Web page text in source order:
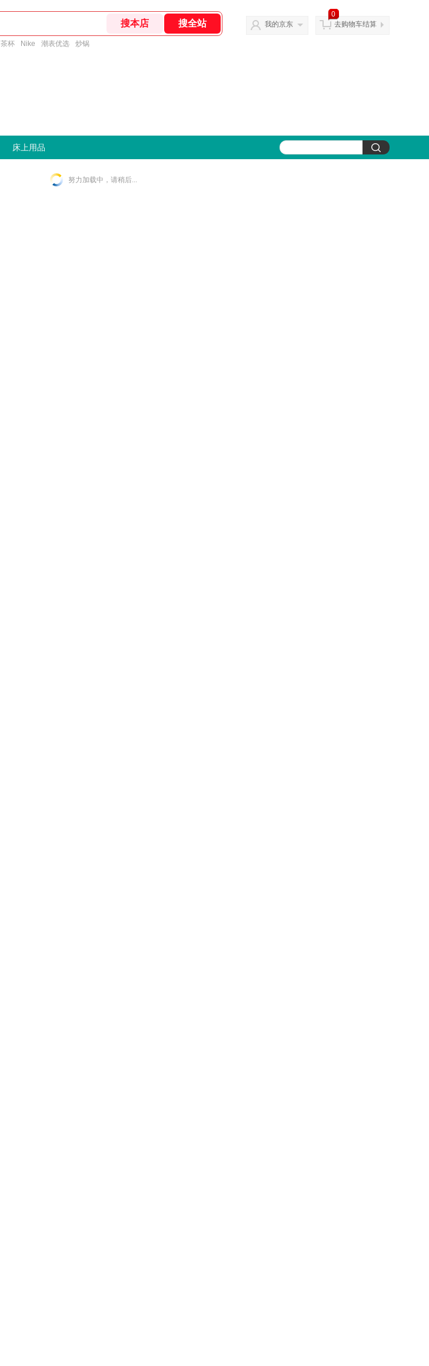
茶杯 Nike 潮表优选 炒锅
我的京东
0
去购物车结算
床上用品
努力加载中，请稍后...